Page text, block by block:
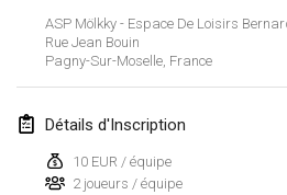
ASP Mölkky - Espace De Loisirs
Rue Jean Bouin
Pagny-Sur-Moselle, France
Détails d'Inscription
10 EUR / équipe
2 joueurs / équipe
Tournoi d'Hiver
Tournoi de Mölkky -
25 janv. 2020|France